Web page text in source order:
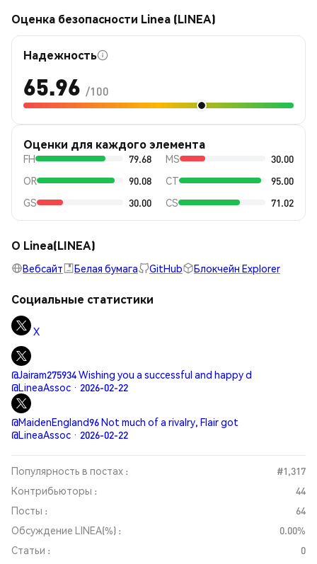
Оценка безопасности Linea (LINEA)
Надежность
65.96 /100
Оценки для каждого элемента
FH 79.68 MS
30.00
OR
90.08 CT
95.00
GS
30.00 CS 71.02
О Linea(LINEA)
Вебсайт Белая бумага GitHub Блокчейн Explorer
Социальные статистики
X
@Jairam275934 Wishing you a successful and happy d
@LineaAssoc · 2026-02-22
@MaidenEngland96 Not much of a rivalry, Flair got
@LineaAssoc · 2026-02-22
Популярность в постах :
#1,317
Контрибьюторы :
44
Посты :
64
Обсуждение LINEA(%) :
0.00%
Статьи :
0